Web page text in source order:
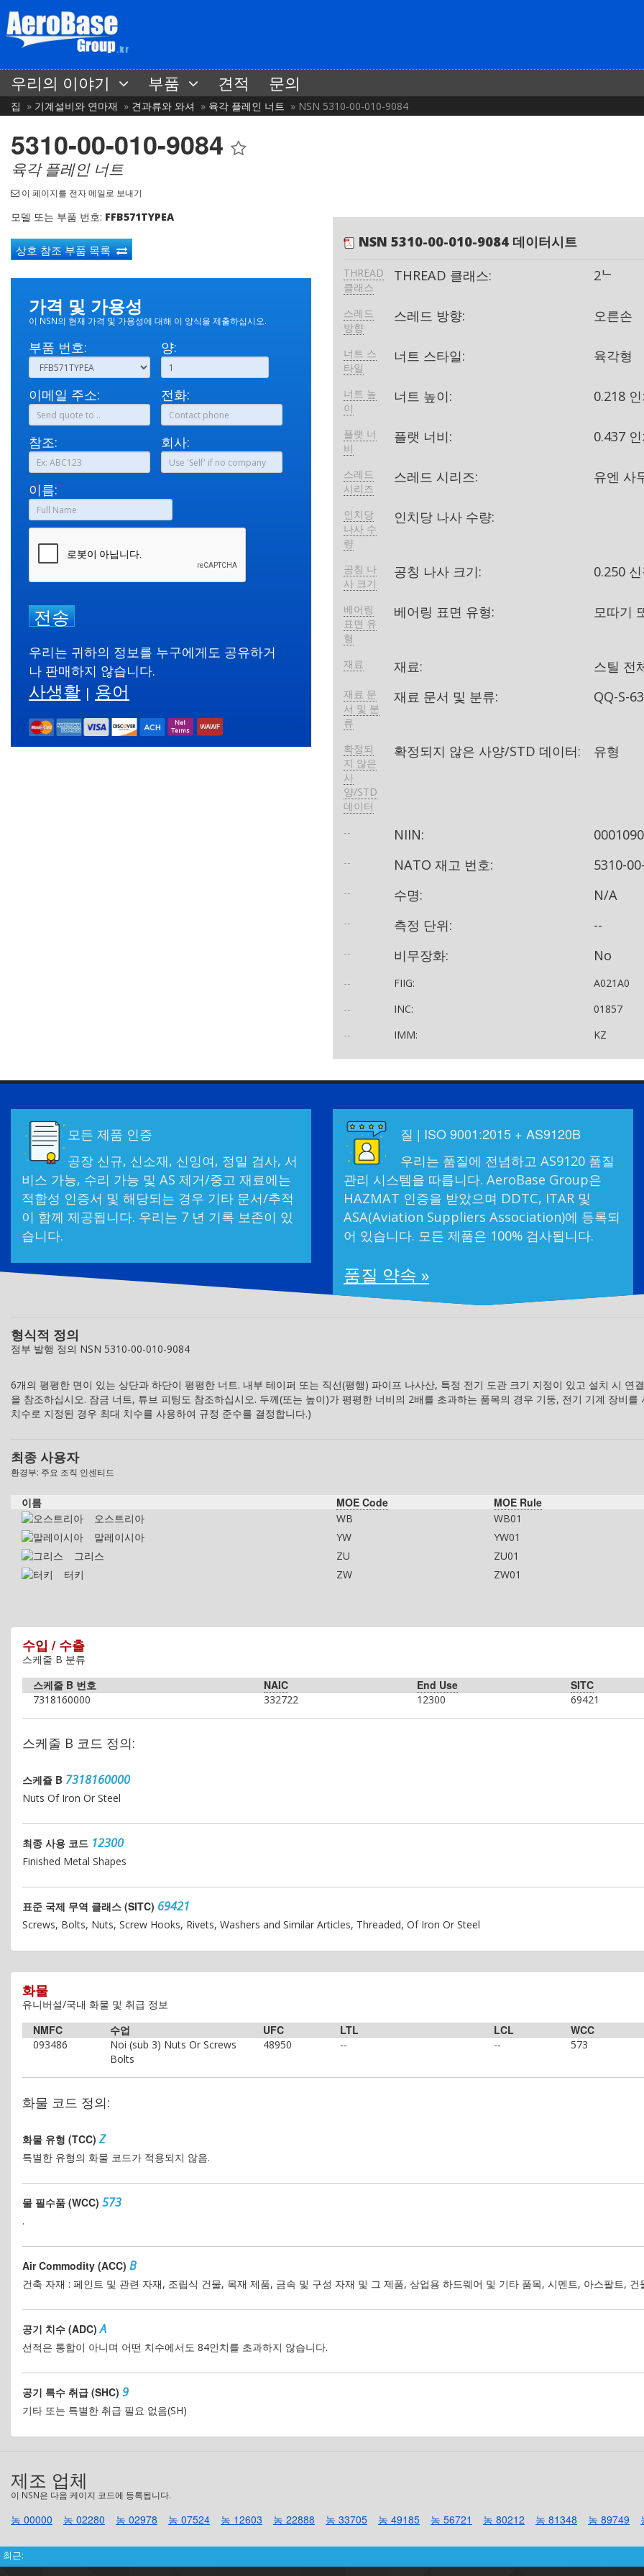
우리의 이야기 부품 견적 문의
집 기계설비와 연마재 견과류와 와셔 육각 플레인 너트 NSN 5310-00-010-9084
5310-00-010-9084
육각 플레인 너트
이 페이지를 전자 메일로 보내기
모델 또는 부품 번호: FFB571TYPEA
상호 참조 부품 목록
가격 및 가용성
이 NSN의 현재 가격 및 가용성에 대해 이 양식을 제출하십시오.
부품 번호: 양:
이메일 주소: 전화:
참조: 회사:
이름:
전송
우리는 귀하의 정보를 누구에게도 공유하거
나 판매하지 않습니다.
사생활 | 용어
NSN 5310-00-010-9084 데이터시트
THREAD
클래스
THREAD 클래스: 2ᄂ
스레드
방향
스레드 방향: 오른손
너트 스
타일
너트 스타일: 육각형
너트 높
이
너트 높이: 0.218
플랫 너
비
플랫 너비: 0.437
스레드
시리즈
스레드 시리즈: 유엔 사
인치당
나사 수
량
인치당 나사 수량:
공칭 나
사 크기
공칭 나사 크기: 0.250
베어링
표면 유
형
베어링 표면 유형: 모따기
재료 재료: 스틸 전
재료 문
서 및 분
류
재료 문서 및 분류: QQ-S-
확정되
지 않은
사
양/STD
데이터
확정되지 않은 사양/STD 데이터: 유형
-- NIIN:
-- NATO 재고 번호: 5310-
-- 수명: N/A
-- 측정 단위: --
-- 비무장화: No
-- FIIG:
A021A0
--
INC:
01857
--
IMM: KZ
모든 제품 인증
공장 신규, 신소재, 신잉여, 정밀 검사, 서
비스 가능, 수리 가능 및 AS 제거/중고 재료에는
적합성 인증서 및 해당되는 경우 기타 문서/추적
이 함께 제공됩니다. 우리는 7 년 기록 보존이 있
습니다.
질 | ISO 9001:2015 + AS9120B
우리는 품질에 전념하고 AS9120 품질
관리 시스템을 따릅니다. AeroBase Group은
HAZMAT 인증을 받았으며 DDTC, ITAR 및
ASA(Aviation Suppliers Association)에 등록되
어 있습니다. 모든 제품은 100% 검사됩니다.
품질 약속 »
형식적 정의
정부 발행 정의 NSN 5310-00-010-9084
6개의 평평한 면이 있는 상단과 하단이 평평한 너트. 내부 테이퍼 또는 직선(평행) 파이프 나사산, 특정 전기 도관 크기 지정이 있고 설치 시
을 참조하십시오. 잠금 너트, 튜브 피팅도 참조하십시오. 두께(또는 높이)가 평평한 너비의 2배를 초과하는 품목의 경우 기둥, 전기 기계 장비
치수로 지정된 경우 최대 치수를 사용하여 규정 준수를 결정합니다.)
최종 사용자
환경부: 주요 조직 인센티드
이름 MOE Code MOE Rule
오스트리아 WB WB01
말레이시아
YW YW01
그리스
ZU ZU01
터키
ZW ZW01
수입 / 수출
스케줄 B 분류
스케줄 B 번호 NAIC End Use SITC
7318160000 332722 12300 69421
스케줄 B 코드 정의:
스케쥴 B 7318160000
Nuts Of Iron Or Steel
최종 사용 코드 12300
Finished Metal Shapes
표준 국제 무역 클래스 (SITC) 69421
Screws, Bolts, Nuts, Screw Hooks, Rivets, Washers and Similar Articles, Threaded, Of Iron Or Steel
화물
유니버설/국내 화물 및 취급 정보
NMFC 수업 UFC LTL LCL WCC
093486
Noi (sub 3) Nuts Or Screws
Bolts
48950 -- -- 573
화물 코드 정의:
화물 유형 (TCC)Z
특별한 유형의 화물 코드가 적용되지 않음.
물 필수품 (WCC) 573
.
Air Commodity (ACC) B
건축 자재 : 페인트 및 관련 자재, 조립식 건물, 목재 제품, 금속 및 구성 자재 및 그 제품, 상업용 하드웨어 및 기타 품목, 시멘트, 아스팔트, 건
공기 치수 (ADC)A
선적은 통합이 아니며 어떤 치수에서도 84인치를 초과하지 않습니다.
공기 특수 취급 (SHC) 9
기타 또는 특별한 취급 필요 없음(SH)
제조 업체
이 NSN은 다음 케이지 코드에 등록됩니다.
농 00000 농 02280 농 02978 농 07524 농 12603 농 22888 농 33705 농 49185 농 56721 농 80212 농 81348 농 89749
최근: